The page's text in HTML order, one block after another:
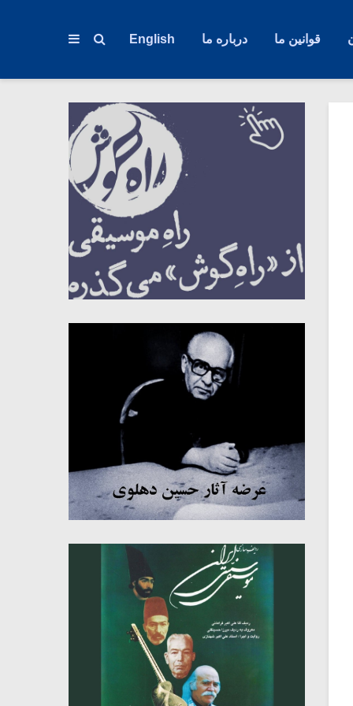
قوانین ما درباره ما English
میکلوش روژا